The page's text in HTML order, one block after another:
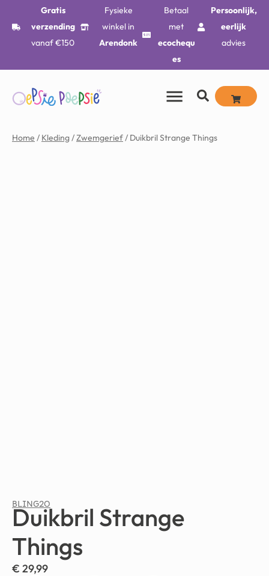
Gratis
verzending
vanaf €150
Fysieke
winkel in
Arendonk
Betaal
met
ecochequ
es
Persoonlijk,
eerlijk
advies
Home / Kleding/Zwemgerief/ Duikbril Strange Things
BLING2O
Duikbril Strange
Things
€ 29,99